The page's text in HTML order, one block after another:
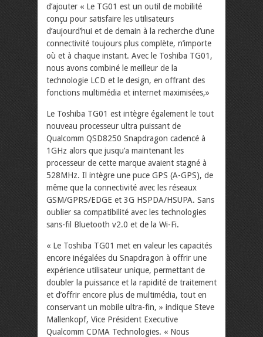
d’ajouter « Le TG01 est un outil de mobilité
conçu pour satisfaire les utilisateurs
d’aujourd’hui et de demain à la recherche d’une
connectivité toujours plus complète, n’importe
où et à chaque instant. Avec le Toshiba TG01,
nous avons combiné le meilleur de la
technologie LCD et le design, en offrant des
fonctions multimédia et internet maximisées,»
Le Toshiba TG01 est intègre également le tout
nouveau processeur ultra puissant de
Qualcomm QSD8250 Snapdragon cadencé à
1GHz alors que jusqu’a maintenant les
processeur de cette marque avaient stagné à
528MHz. Il intègre une puce GPS (A-GPS), de
même que la connectivité avec les réseaux
GSM/GPRS/EDGE et 3G HSPDA/HSUPA. Sans
oublier sa compatibilité avec les technologies
sans-fil Bluetooth v2.0 et de la Wi-Fi.
« Le Toshiba TG01 met en valeur les capacités
encore inégalées du Snapdragon à offrir une
expérience utilisateur unique, permettant de
doubler la puissance et la rapidité de traitement
et d’offrir encore plus de multimédia, tout en
conservant un mobile ultra-fin, » indique Steve
Mallenkopf, Vice Président Executive
Qualcomm CDMA Technologies. « Nous